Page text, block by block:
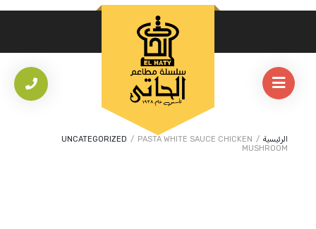
الرئيسية /
UNCATEGORIZED / PASTA WHITE SAUCE CHICKEN
MUSHROOM